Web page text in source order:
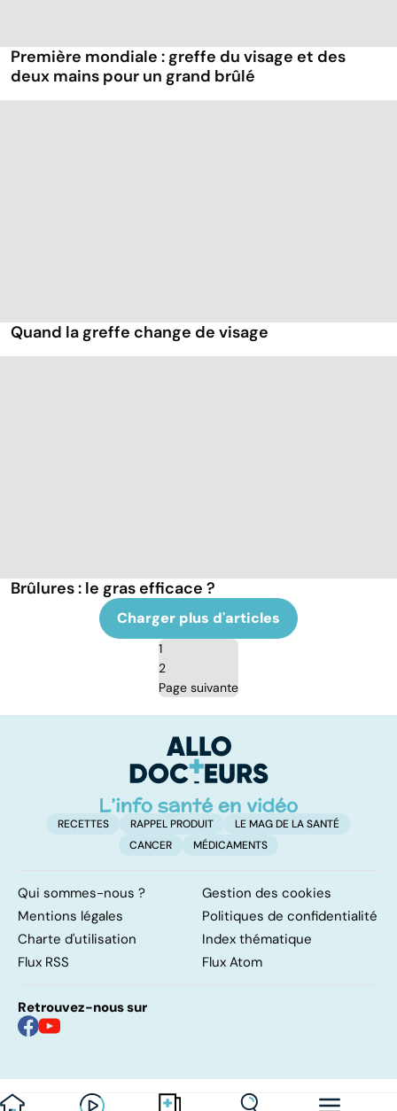
Première mondiale : greffe du visage et des
deux mains pour un grand brûlé
Quand la greffe change de visage
Brûlures : le gras efficace ?
Charger plus d'articles
1
2
Page suivante
RECETTES RAPPEL PRODUIT
LE MAG DE LA SANTÉ
CANCER
MÉDICAMENTS
Qui sommes-nous ?
Gestion des cookies
Mentions légales
Politiques de confidentialité
Charte d'utilisation
Index thématique
Flux RSS
Flux Atom
Retrouvez-nous sur